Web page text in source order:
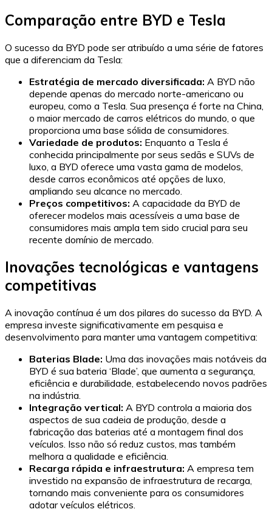
Comparação entre BYD e Tesla
O sucesso da BYD pode ser atribuído a uma série de fatores
que a diferenciam da Tesla:
Estratégia de mercado diversificada: A BYD não
depende apenas do mercado norte-americano ou
europeu, como a Tesla. Sua presença é forte na China,
o maior mercado de carros elétricos do mundo, o que
proporciona uma base sólida de consumidores.
Variedade de produtos: Enquanto a Tesla é
conhecida principalmente por seus sedãs e SUVs de
luxo, a BYD oferece uma vasta gama de modelos,
desde carros econômicos até opções de luxo,
ampliando seu alcance no mercado.
Preços competitivos: A capacidade da BYD de
oferecer modelos mais acessíveis a uma base de
consumidores mais ampla tem sido crucial para seu
recente domínio de mercado.
Inovações tecnológicas e vantagens
competitivas
A inovação contínua é um dos pilares do sucesso da BYD. A
empresa investe significativamente em pesquisa e
desenvolvimento para manter uma vantagem competitiva:
Baterias Blade: Uma das inovações mais notáveis da
BYD é sua bateria ‘Blade’, que aumenta a segurança,
eficiência e durabilidade, estabelecendo novos padrões
na indústria.
Integração vertical: A BYD controla a maioria dos
aspectos de sua cadeia de produção, desde a
fabricação das baterias até a montagem final dos
veículos. Isso não só reduz custos, mas também
melhora a qualidade e eficiência.
Recarga rápida e infraestrutura: A empresa tem
investido na expansão de infraestrutura de recarga,
tornando mais conveniente para os consumidores
adotar veículos elétricos.